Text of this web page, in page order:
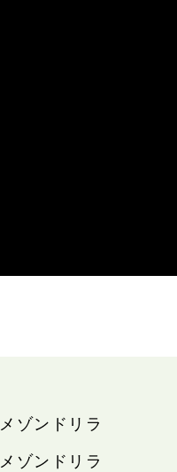
メゾンドリラ
メゾンドリラ